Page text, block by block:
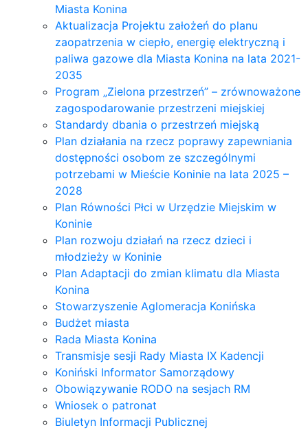
Miasta Konina
Aktualizacja Projektu założeń do planu
zaopatrzenia w ciepło, energię elektryczną i
paliwa gazowe dla Miasta Konina na lata 2021-
2035
Program „Zielona przestrzeń” – zrównoważone
zagospodarowanie przestrzeni miejskiej
Standardy dbania o przestrzeń miejską
Plan działania na rzecz poprawy zapewniania
dostępności osobom ze szczególnymi
potrzebami w Mieście Koninie na lata 2025 –
2028
Plan Równości Płci w Urzędzie Miejskim w
Koninie
Plan rozwoju działań na rzecz dzieci i
młodzieży w Koninie
Plan Adaptacji do zmian klimatu dla Miasta
Konina
Stowarzyszenie Aglomeracja Konińska
Budżet miasta
Rada Miasta Konina
Transmisje sesji Rady Miasta IX Kadencji
Koniński Informator Samorządowy
Obowiązywanie RODO na sesjach RM
Wniosek o patronat
Biuletyn Informacji Publicznej